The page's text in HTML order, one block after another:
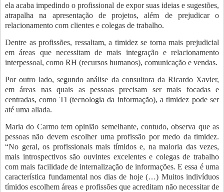
ela acaba impedindo o profissional de expor suas ideias e sugestões,
atrapalha na apresentação de projetos, além de prejudicar o
relacionamento com clientes e colegas de trabalho.
Dentre as profissões, ressaltam, a timidez se torna mais prejudicial
em áreas que necessitam de mais integração e relacionamento
interpessoal, como RH (recursos humanos), comunicação e vendas.
Por outro lado, segundo análise da consultora da Ricardo Xavier,
em áreas nas quais as pessoas precisam ser mais focadas e
centradas, como TI (tecnologia da informação), a timidez pode ser
até uma aliada.
Maria do Carmo tem opinião semelhante, contudo, observa que as
pessoas não devem escolher uma profissão por medo da timidez.
“No geral, os profissionais mais tímidos e, na maioria das vezes,
mais introspectivos são ouvintes excelentes e colegas de trabalho
com mais facilidade de internalização de informações. E essa é uma
característica fundamental nos dias de hoje (…) Muitos indivíduos
tímidos escolhem áreas e profissões que acreditam não necessitar de